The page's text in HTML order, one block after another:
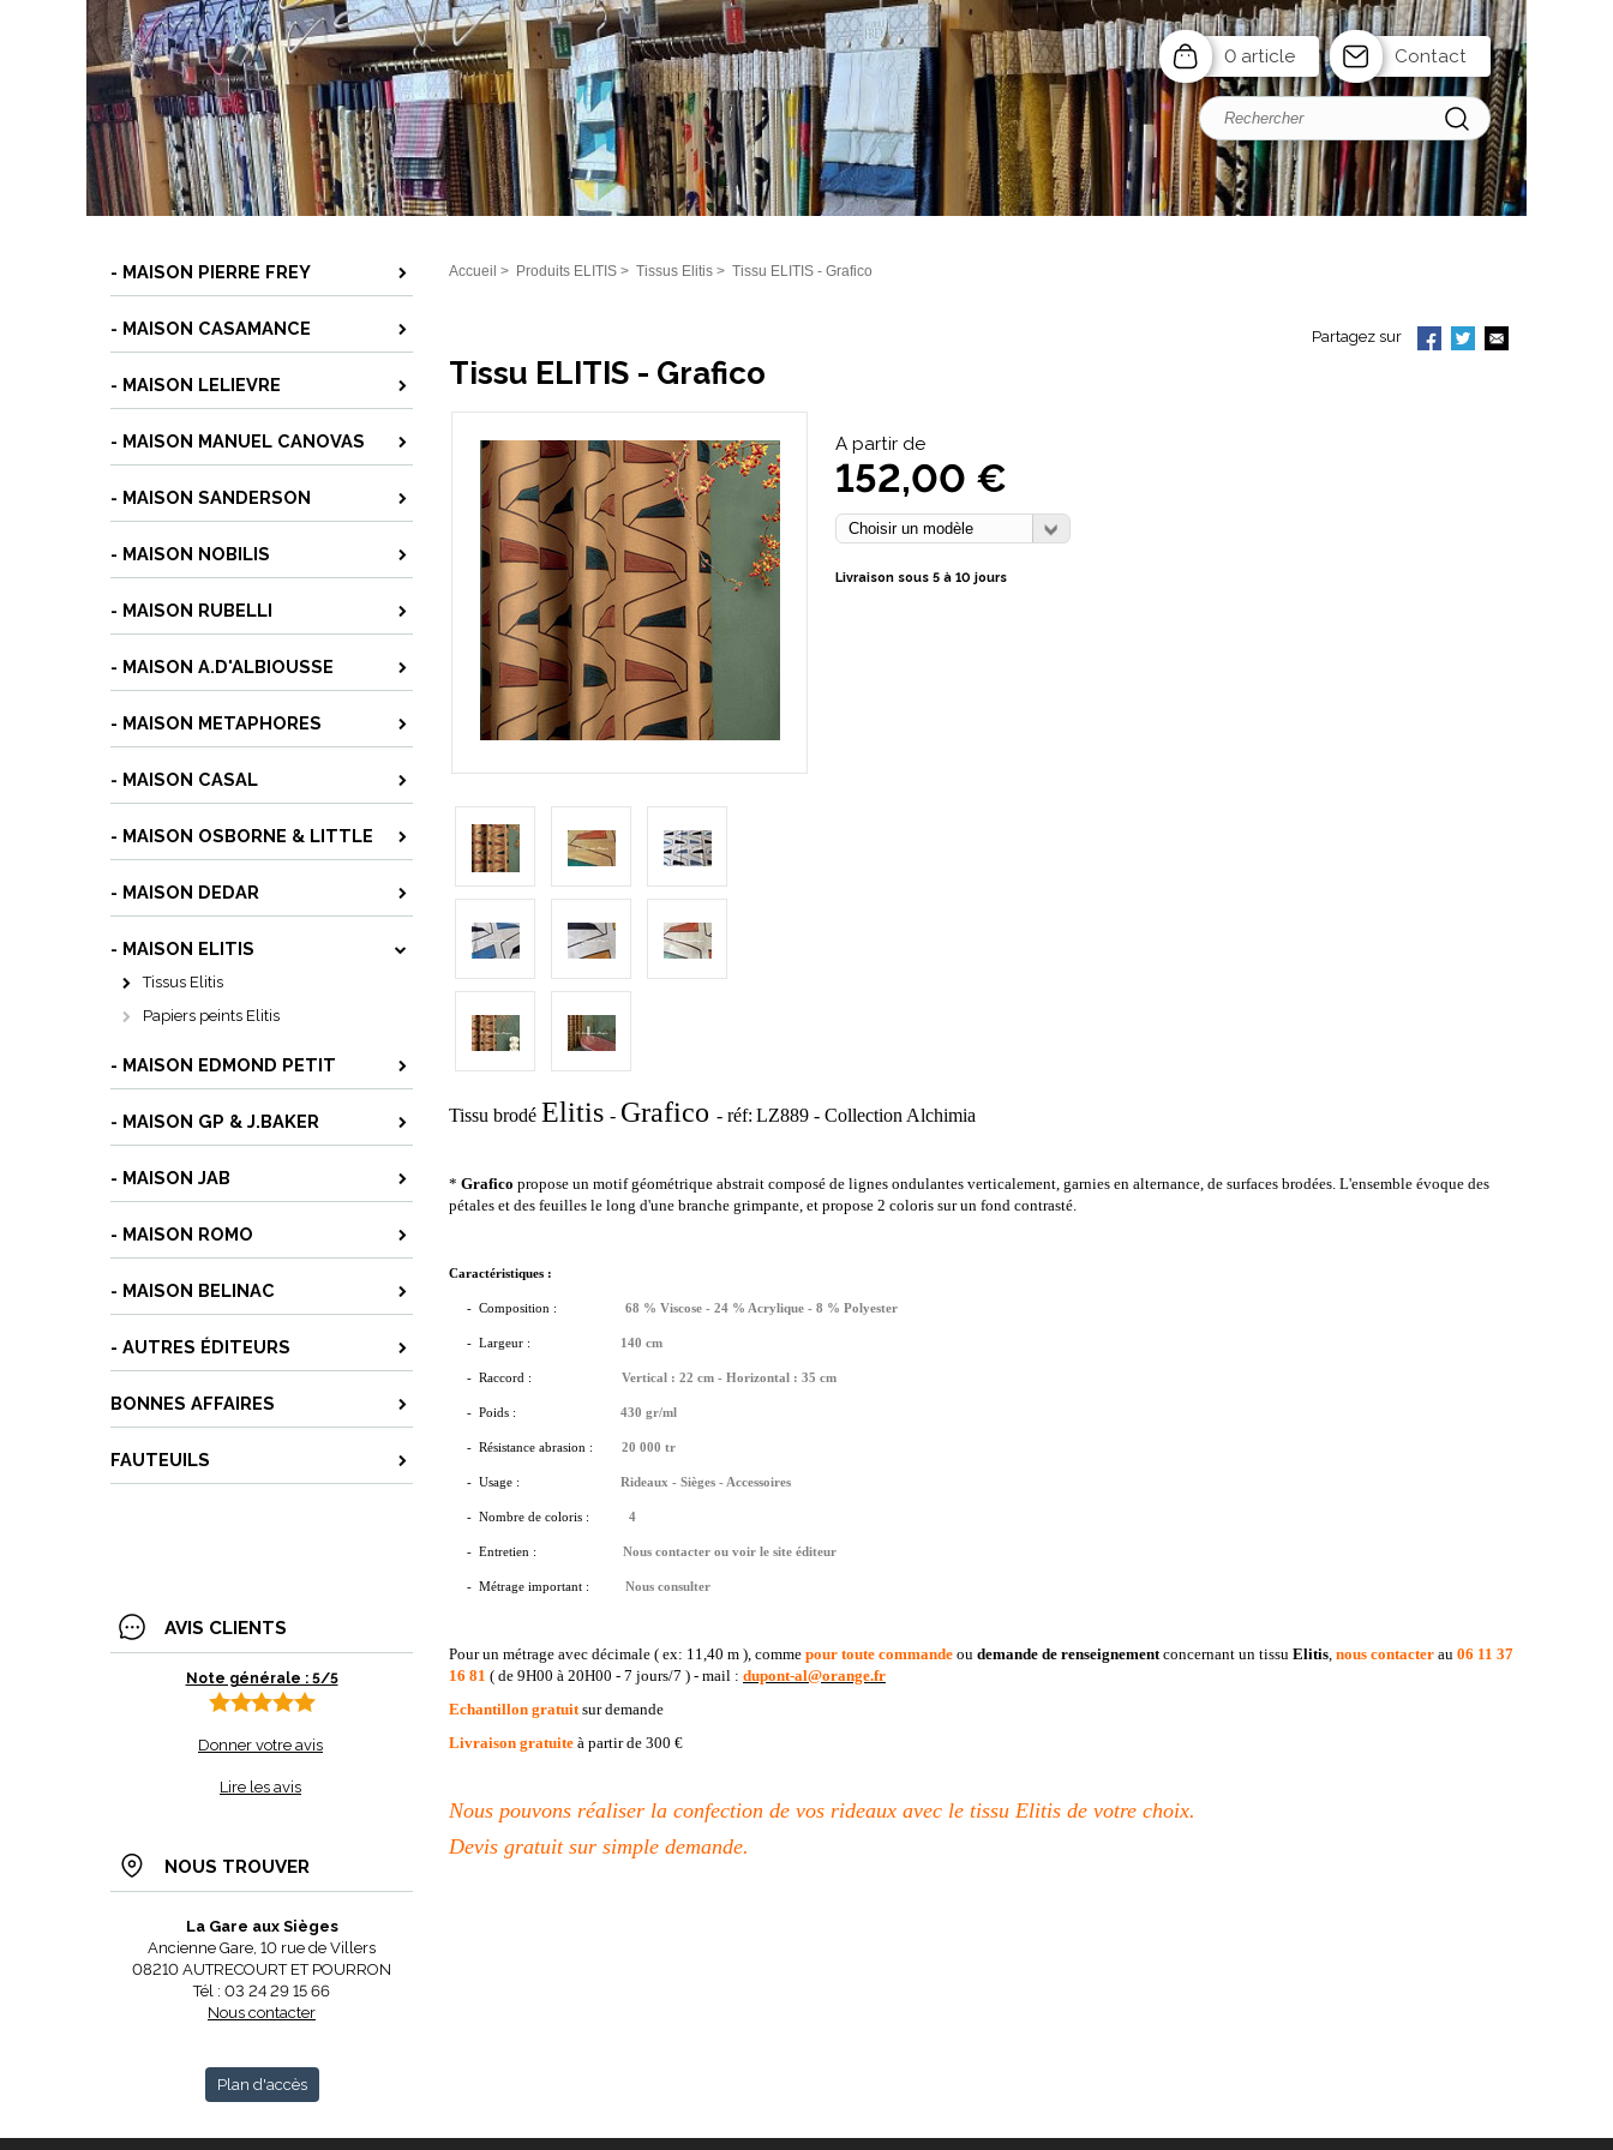
0 article Contact
- MAISON PIERRE FREY
- MAISON CASAMANCE
- MAISON LELIEVRE
- MAISON MANUEL CANOVAS
- MAISON SANDERSON
- MAISON NOBILIS
- MAISON RUBELLI
- MAISON A.D'ALBIOUSSE
- MAISON METAPHORES
- MAISON CASAL
- MAISON OSBORNE & LITTLE
- MAISON DEDAR
- MAISON ELITIS
Tissus Elitis
Papiers peints Elitis
- MAISON EDMOND PETIT
- MAISON GP & J.BAKER
- MAISON JAB
- MAISON ROMO
- MAISON BELINAC
- AUTRES ÉDITEURS
BONNES AFFAIRES
FAUTEUILS
AVIS CLIENTS
Note générale : 5/5
Donner votre avis
Lire les avis
NOUS TROUVER
La Gare aux Sièges
Ancienne Gare, 10 rue de Villers
08210 AUTRECOURT ET POURRON
Tél : 03 24 29 15 66
Nous contacter
Plan d'accès
Accueil > Produits ELITIS > Tissus Elitis > Tissu ELITIS - Grafico
Partagez sur
Tissu ELITIS - Grafico
A partir de
152,00 €
Livraison sous 5 à 10 jours
Tissu brodé Elitis - Grafico - réf: LZ889 - Collection Alchimia
* Grafico propose un motif géométrique abstrait composé de lignes ondulantes verticalement, garnies en alternance, de surfaces brodées. L'ensemble évoque des
pétales et des feuilles le long d'une branche grimpante, et propose 2 coloris sur un fond contrasté.
Caractéristiques :
- Composition : 68 % Viscose - 24 % Acrylique - 8 % Polyester
- Largeur : 140 cm
- Raccord : Vertical : 22 cm - Horizontal : 35 cm
- Poids : 430 gr/ml
- Résistance abrasion : 20 000 tr
- Usage : Rideaux - Sièges - Accessoires
- Nombre de coloris : 4
- Entretien : Nous contacter ou voir le site éditeur
- Métrage important : Nous consulter
Pour un métrage avec décimale ( ex: 11,40 m ), comme pour toute commande ou demande de renseignementconcernant un tissu Elitis, nous contacter au 06 11 37
16 81 ( de 9H00 à 20H00 - 7 jours/7 ) - mail : dupont-al@orange.fr
Echantillon gratuitsur demande
Livraison gratuite à partir de 300 €
Nous pouvons réaliser la confection de vos rideaux avec le tissu Elitis de votre choix.
Devis gratuit sur simple demande.